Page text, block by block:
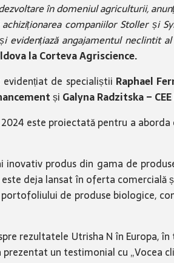
în domeniul agriculturii,
companiilor Stoller și
angajamentul neclintit
la Corteva Agriscience.
de specialiștii Raphael
și Galyna Radzitska –
este proiectată pentru a
inovativ produs din gama de
deja lansat în oferta
de produse biologice,
rezultatele Utrisha N în Europa,
un testimonial cu „Vocea